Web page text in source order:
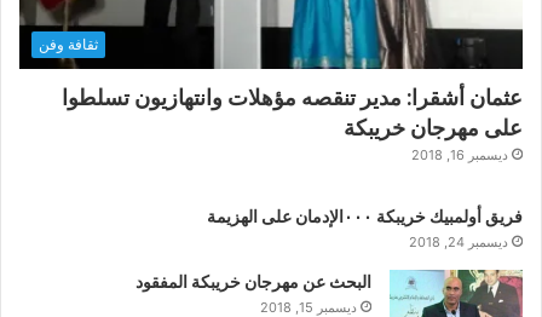
ثقافة وفن
عثمان أشقرا: مدير تنقصه مؤهلات وانتهازيون تسلطوا
على مهرجان خريبكة
ديسمبر 16, 2018
فريق أولمبيك خريبكة ٠٠٠الإدمان على الهزيمة
ديسمبر 24, 2018
البحث عن مهرجان خريبكة المفقود
ديسمبر 15, 2018